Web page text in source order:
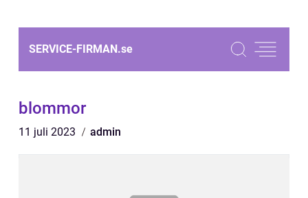
SERVICE-FIRMAN.se
blommor
11 juli 2023 admin